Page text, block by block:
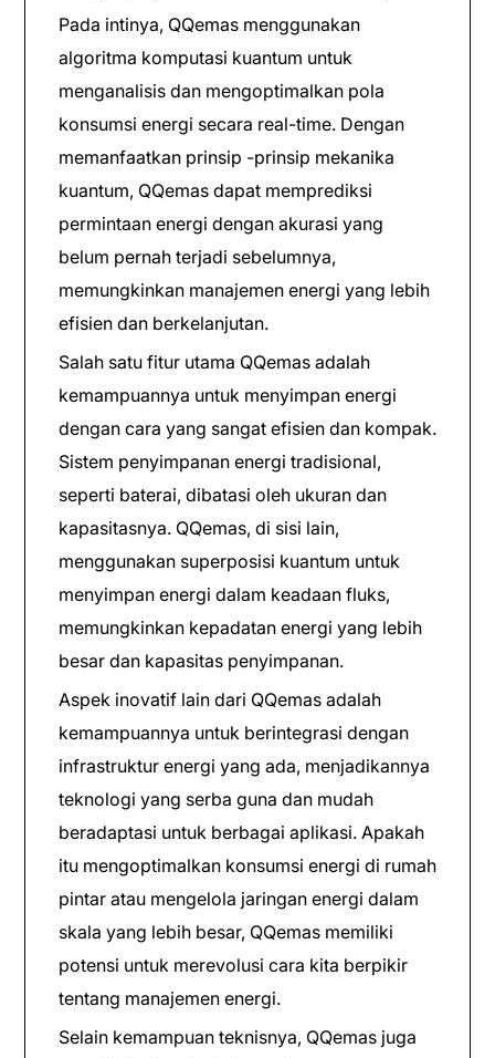
Pada intinya, QQemas menggunakan
algoritma komputasi kuantum untuk
menganalisis dan mengoptimalkan pola
konsumsi energi secara real-time. Dengan
memanfaatkan prinsip -prinsip mekanika
kuantum, QQemas dapat memprediksi
permintaan energi dengan akurasi yang
belum pernah terjadi sebelumnya,
memungkinkan manajemen energi yang lebih
efisien dan berkelanjutan.
Salah satu fitur utama QQemas adalah
kemampuannya untuk menyimpan energi
dengan cara yang sangat efisien dan kompak.
Sistem penyimpanan energi tradisional,
seperti baterai, dibatasi oleh ukuran dan
kapasitasnya. QQemas, di sisi lain,
menggunakan superposisi kuantum untuk
menyimpan energi dalam keadaan fluks,
memungkinkan kepadatan energi yang lebih
besar dan kapasitas penyimpanan.
Aspek inovatif lain dari QQemas adalah
kemampuannya untuk berintegrasi dengan
infrastruktur energi yang ada, menjadikannya
teknologi yang serba guna dan mudah
beradaptasi untuk berbagai aplikasi. Apakah
itu mengoptimalkan konsumsi energi di rumah
pintar atau mengelola jaringan energi dalam
skala yang lebih besar, QQemas memiliki
potensi untuk merevolusi cara kita berpikir
tentang manajemen energi.
Selain kemampuan teknisnya, QQemas juga